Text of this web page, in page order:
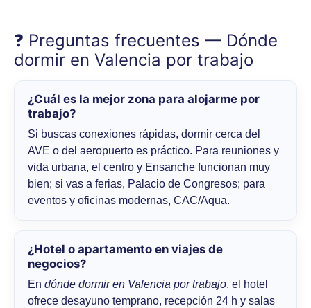
❓ Preguntas frecuentes — Dónde
dormir en Valencia por trabajo
¿Cuál es la mejor zona para alojarme por
trabajo?
Si buscas conexiones rápidas, dormir cerca del
AVE o del aeropuerto es práctico. Para reuniones y
vida urbana, el centro y Ensanche funcionan muy
bien; si vas a ferias, Palacio de Congresos; para
eventos y oficinas modernas, CAC/Aqua.
¿Hotel o apartamento en viajes de
negocios?
Endónde dormir en Valencia por trabajo, el hotel
ofrece desayuno temprano, recepción 24 h y salas